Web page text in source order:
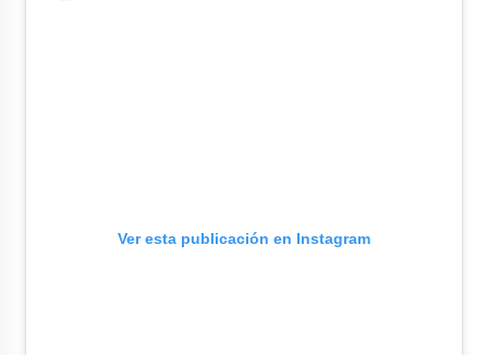
Ver esta publicación en Instagram